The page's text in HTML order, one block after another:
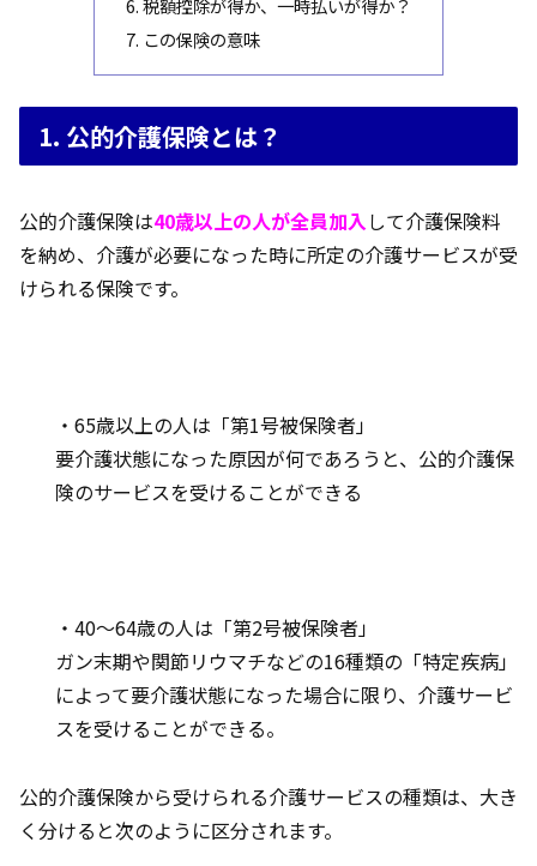
6. 税額控除が得か、一時払いが得か？
7. この保険の意味
1. 公的介護保険とは？
公的介護保険は40歳以上の人が全員加入して介護保険料
を納め、介護が必要になった時に所定の介護サービスが受
けられる保険です。
・65歳以上の人は「第1号被保険者」
要介護状態になった原因が何であろうと、公的介護保
険のサービスを受けることができる
・40～64歳の人は「第2号被保険者」
ガン末期や関節リウマチなどの16種類の「特定疾病」
によって要介護状態になった場合に限り、介護サービ
スを受けることができる。
公的介護保険から受けられる介護サービスの種類は、大き
く分けると次のように区分されます。